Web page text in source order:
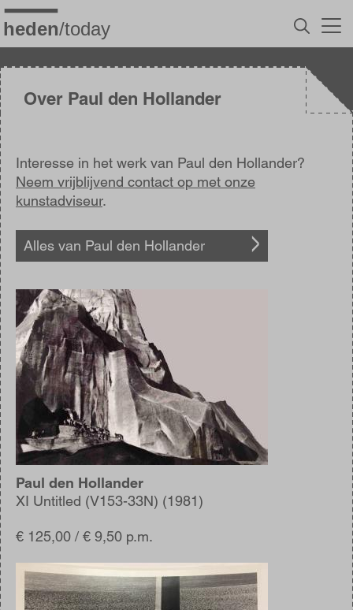
Overslaan
en
naar
inhoud
gaanOver Paul den Hollander
Interesse in het werk van Paul den Hollander?
Neem vrijblijvend contact op met onze
kunstadviseur.
Alles van Paul den Hollander
Afbeelding
Paul den Hollander
XI Untitled (V153-33N) (1981)
€ 125,00 / € 9,50 p.m.
Afbeelding